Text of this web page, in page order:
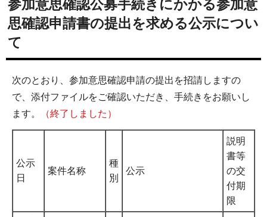
参加意思確認公募手続きにかかる参加意
思確認申請書の提出を求める公示につい
て
次のとおり、参加意思確認申請の提出を招請しますの
で、添付ファイルをご確認いただき、手続きをお願いし
ます。
（終了しました）
公示
日
案件名称
種
別
公示
説明
書等
の交
付期
限